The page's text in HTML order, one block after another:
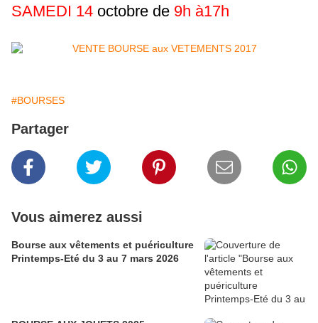
SAMEDI 14 octobre de 9h à17h
#BOURSES
Partager
Vous aimerez aussi
Bourse aux vêtements et puériculture
Printemps-Eté du 3 au 7 mars 2026